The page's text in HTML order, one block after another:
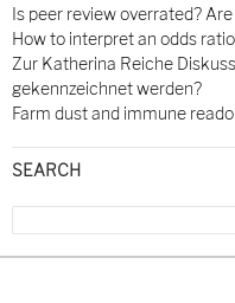
Is peer review overrated?
How to interpret an odds
Zur Katherina Reiche
gekennzeichnet werden?
Farm dust and immune
SEARCH